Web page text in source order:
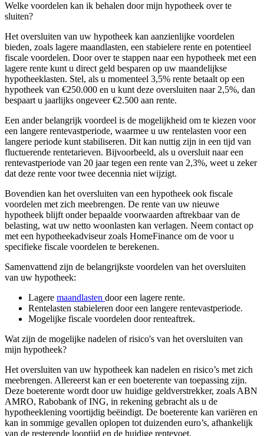
Welke voordelen kan ik behalen door mijn hypotheek over te
sluiten?
Het oversluiten van uw hypotheek kan aanzienlijke voordelen
bieden, zoals lagere maandlasten, een stabielere rente en potentieel
fiscale voordelen. Door over te stappen naar een hypotheek met een
lagere rente kunt u direct geld besparen op uw maandelijkse
hypotheeklasten. Stel, als u momenteel 3,5% rente betaalt op een
hypotheek van €250.000 en u kunt deze oversluiten naar 2,5%, dan
bespaart u jaarlijks ongeveer €2.500 aan rente.
Een ander belangrijk voordeel is de mogelijkheid om te kiezen voor
een langere rentevastperiode, waarmee u uw rentelasten voor een
langere periode kunt stabiliseren. Dit kan nuttig zijn in een tijd van
fluctuerende rentetarieven. Bijvoorbeeld, als u oversluit naar een
rentevastperiode van 20 jaar tegen een rente van 2,3%, weet u zeker
dat deze rente voor twee decennia niet wijzigt.
Bovendien kan het oversluiten van een hypotheek ook fiscale
voordelen met zich meebrengen. De rente van uw nieuwe
hypotheek blijft onder bepaalde voorwaarden aftrekbaar van de
belasting, wat uw netto woonlasten kan verlagen. Neem contact op
met een hypotheekadviseur zoals HomeFinance om de voor u
specifieke fiscale voordelen te berekenen.
Samenvattend zijn de belangrijkste voordelen van het oversluiten
van uw hypotheek:
Lagere maandlasten door een lagere rente.
Rentelasten stabieleren door een langere rentevastperiode.
Mogelijke fiscale voordelen door renteaftrek.
Wat zijn de mogelijke nadelen of risico's van het oversluiten van
mijn hypotheek?
Het oversluiten van uw hypotheek kan nadelen en risico’s met zich
meebrengen. Allereerst kan er een boeterente van toepassing zijn.
Deze boeterente wordt door uw huidige geldverstrekker, zoals ABN
AMRO, Rabobank of ING, in rekening gebracht als u de
hypotheeklening voortijdig beëindigt. De boeterente kan variëren en
kan in sommige gevallen oplopen tot duizenden euro’s, afhankelijk
van de resterende looptijd en de huidige rentevoet.